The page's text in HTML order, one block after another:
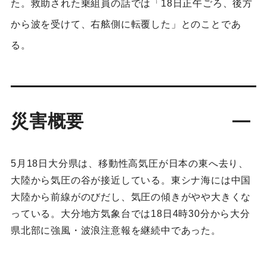
た。救助された乗組員の話では「18日正午ごろ、後方
から波を受けて、右舷側に転覆した」とのことであ
る。
災害概要
5月18日大分県は、移動性高気圧が日本の東へ去り、
大陸から気圧の谷が接近している。東シナ海には中国
大陸から前線がのびだし、気圧の傾きがやや大きくな
っている。大分地方気象台では18日4時30分から大分
県北部に強風・波浪注意報を継続中であった。